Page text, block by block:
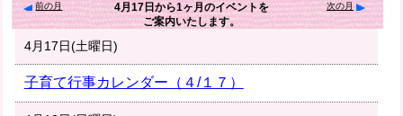
前の月 4月17日 から1ヶ月のイベントを
ご案内いたします。
次の月
4月17日(土曜日)
子育て行事カレンダー（４/１７）